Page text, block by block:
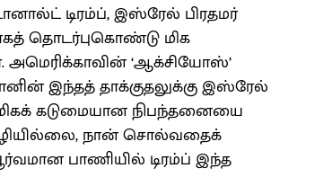
டிரம்ப், இஸ்ரேல் பிரதமர்
தொடர்புகொண்டு மிக
அமெரிக்காவின் ‘ஆக்சியோஸ்’
இந்தத் தாக்குதலுக்கு இஸ்ரேல்
மிகக் கடுமையான நிபந்தனையை
வழியில்லை, நான் சொல்வதைக்
பாணியில் டிரம்ப் இந்த